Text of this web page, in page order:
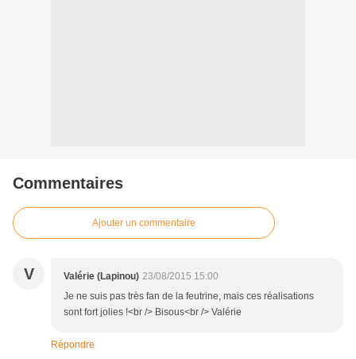
Commentaires
Ajouter un commentaire
V Valérie (Lapinou) 23/08/2015 15:00
Je ne suis pas très fan de la feutrine, mais ces réalisations
sont fort jolies !<br /> Bisous<br /> Valérie
Répondre